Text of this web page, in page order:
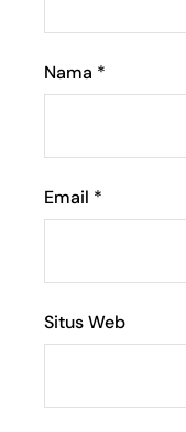
Nama *
Email *
Situs Web